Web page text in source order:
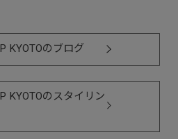
KYOTOのブログ
KYOTOのスタイリン